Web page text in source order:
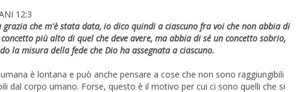
12:3
grazia che m'è stata data, io dico quindi a ciascuno fra voi che non abbia di
più alto di quel che deve avere, ma abbia di sé un concetto sobrio,
la misura della fede che Dio ha assegnata a ciascuno.
è lontana e può anche pensare a cose che non sono raggiungibili
dal corpo umano. Forse, questo è il motivo per cui ci sono quelli che si